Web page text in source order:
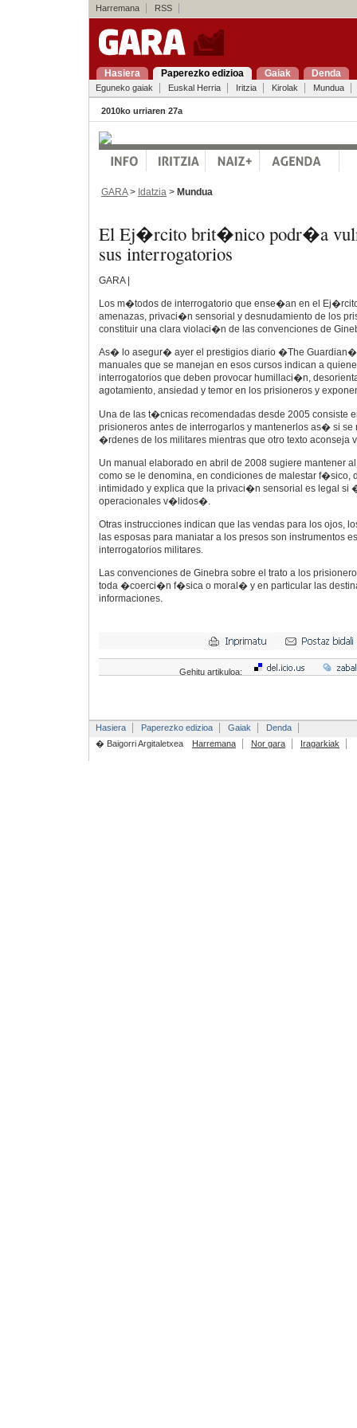
Harremana RSS
Hasiera Paperezko edizioa Gaiak Denda
Eguneko gaiak Euskal Herria Iritzia Kirolak Mundua
2010ko urriaren 27a
GARA> Idatzia > Mundua
El Ej�rcito brit�nico podr�a
sus interrogatorios
GARA |
Los m�todos de interrogatorio que ense�an en el
amenazas, privaci�n sensorial y desnudamiento de los
constituir una clara violaci�n de las convenciones de
As� lo asegur� ayer el prestigios diario �The
manuales que se manejan en esos cursos indican a
interrogatorios que deben provocar humillaci�n,
agotamiento, ansiedad y temor en los prisioneros y
Una de las t�cnicas recomendadas desde 2005 consiste
prisioneros antes de interrogarlos y mantenerlos as� si se
�rdenes de los militares mientras que otro texto aconseja
Un manual elaborado en abril de 2008 sugiere mantener
como se le denomina, en condiciones de malestar f�sico,
intimidado y explica que la privaci�n sensorial es legal si
operacionales v�lidos�.
Otras instrucciones indican que las vendas para los ojos,
las esposas para maniatar a los presos son instrumentos
interrogatorios militares.
Las convenciones de Ginebra sobre el trato a los
toda �coerci�n f�sica o moral� y en particular las
informaciones.
Gehitu artikuloa:
Hasiera Paperezko edizioa Gaiak
Denda
� Baigorri Argitaletxea
Harremana Nor gara Iragarkiak